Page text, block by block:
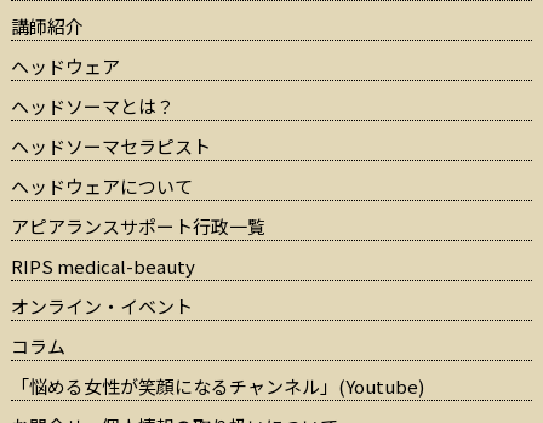
講師紹介
ヘッドウェア
ヘッドソーマとは？
ヘッドソーマセラピスト
ヘッドウェアについて
アピアランスサポート行政一覧
RIPS medical-beauty
オンライン・イベント
コラム
「悩める女性が笑顔になるチャンネル」(Youtube)